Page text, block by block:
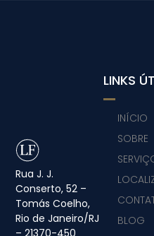
Rua J. J.
Conserto, 52 –
Tomás Coelho,
Rio de Janeiro/RJ
LINKS
INÍCIO
SOBRE
BLOG